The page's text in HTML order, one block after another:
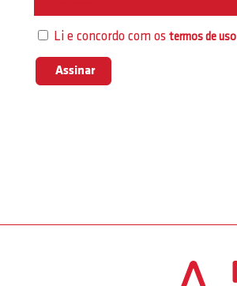
Li e concordo com ostermos de uso